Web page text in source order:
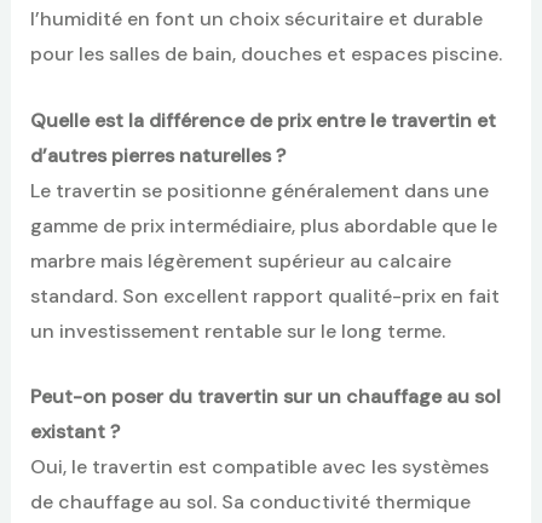
l’humidité en font un choix sécuritaire et durable
pour les salles de bain, douches et espaces piscine.
Quelle est la différence de prix entre le travertin et
d’autres pierres naturelles ?
Le travertin se positionne généralement dans une
gamme de prix intermédiaire, plus abordable que le
marbre mais légèrement supérieur au calcaire
standard. Son excellent rapport qualité-prix en fait
un investissement rentable sur le long terme.
Peut-on poser du travertin sur un chauffage au sol
existant ?
Oui, le travertin est compatible avec les systèmes
de chauffage au sol. Sa conductivité thermique